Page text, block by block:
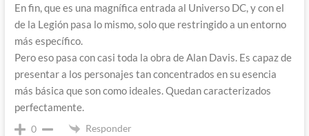
En fin, que es una magnífica entrada al Universo DC, y con el
de la Legión pasa lo mismo, solo que restringido a un entorno
más específico.
Pero eso pasa con casi toda la obra de Alan Davis. Es capaz de
presentar a los personajes tan concentrados en su esencia
más básica que son como ideales. Quedan caracterizados
perfectamente.
0 Responder